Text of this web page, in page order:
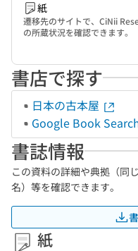
紙
遷移先のサイトで、CiNii
の所蔵状況を確認できます。
書店で探す
日本の古本屋
Google Book
書誌情報
この資料の詳細や典拠（同
名）等を確認できます。
紙